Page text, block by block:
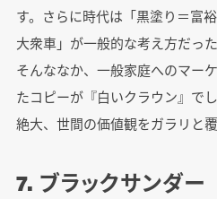
す。さらに時代は「黒塗り＝富
大衆車」が一般的な考え方だった
そんななか、一般家庭へのマー
たコピーが『白いクラウン』で
絶大、世間の価値観をガラリと
7. ブラックサンダー